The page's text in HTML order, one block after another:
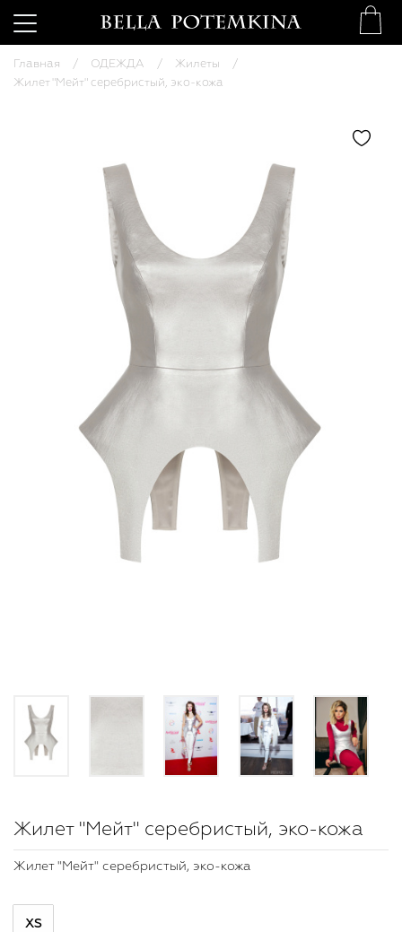
Главная ОДЕЖДА
Жилеты
Жилет "Мейт" серебристый, эко-кожа
Жилет "Мейт" серебристый, эко-кожа
Жилет "Мейт" серебристый, эко-кожа
XS